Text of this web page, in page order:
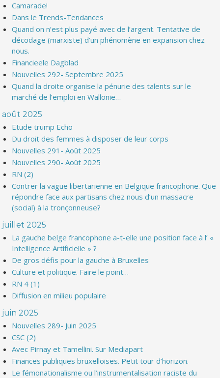
Camarade!
Dans le Trends-Tendances
Quand on n’est plus payé avec de l’argent. Tentative de
décodage (marxiste) d’un phénomène en expansion chez
nous.
Financieele Dagblad
Nouvelles 292- Septembre 2025
Quand la droite organise la pénurie des talents sur le
marché de l’emploi en Wallonie…
août 2025
Etude trump Echo
Du droit des femmes à disposer de leur corps
Nouvelles 291- Août 2025
Nouvelles 290- Août 2025
RN (2)
Contrer la vague libertarienne en Belgique francophone. Que
répondre face aux partisans chez nous d’un massacre
(social) à la tronçonneuse?
juillet 2025
La gauche belge francophone a-t-elle une position face à l’ «
Intelligence Artificielle » ?
De gros défis pour la gauche à Bruxelles
Culture et politique. Faire le point…
RN 4 (1)
Diffusion en milieu populaire
juin 2025
Nouvelles 289- Juin 2025
CSC (2)
Avec Pirnay et Tamellini. Sur Mediapart
Finances publiques bruxelloises. Petit tour d’horizon.
Le fémonationalisme ou l’instrumentalisation raciste du